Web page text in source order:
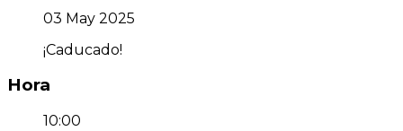
03 May 2025
¡Caducado!
Hora
10:00